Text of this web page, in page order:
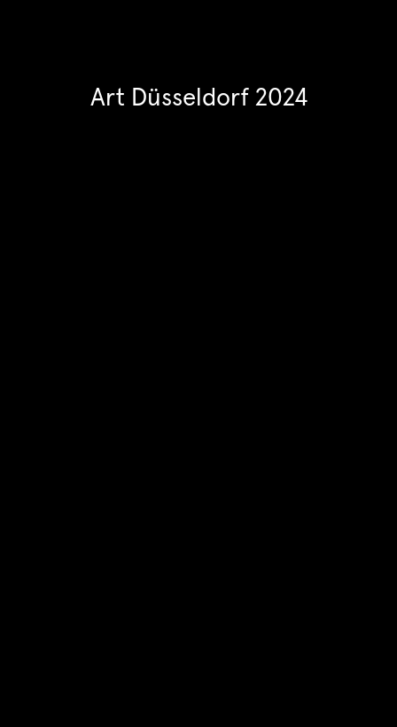
Art Düsseldorf 2024